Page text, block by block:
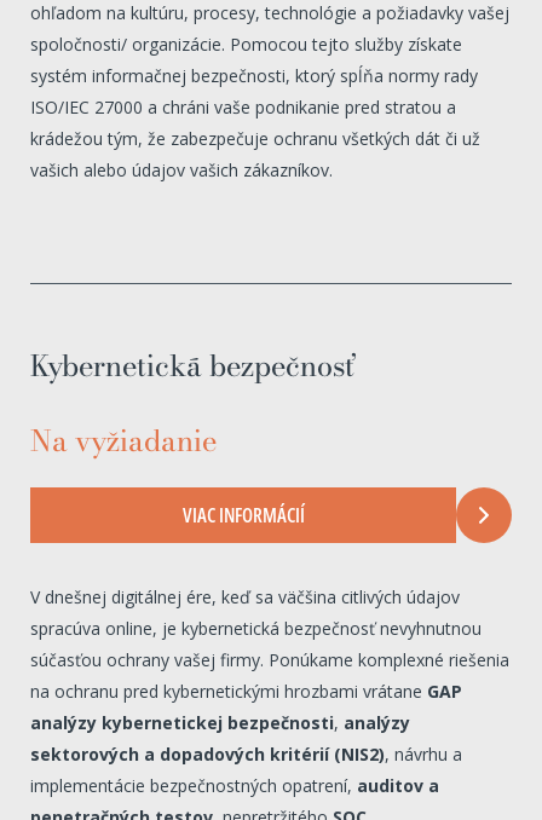
ohľadom na kultúru, procesy, technológie a požiadavky vašej
spoločnosti/ organizácie. Pomocou tejto služby získate
systém informačnej bezpečnosti, ktorý spĺňa normy rady
ISO/IEC 27000 a chráni vaše podnikanie pred stratou a
krádežou tým, že zabezpečuje ochranu všetkých dát či už
vašich alebo údajov vašich zákazníkov.
Kybernetická bezpečnosť
Na vyžiadanie
VIAC INFORMÁCIÍ
V dnešnej digitálnej ére, keď sa väčšina citlivých údajov
spracúva online, je kybernetická bezpečnosť nevyhnutnou
súčasťou ochrany vašej firmy. Ponúkame komplexné riešenia
na ochranu pred kybernetickými hrozbami vrátane GAP
analýzy kybernetickej bezpečnosti, analýzy
sektorových a dopadových kritérií (NIS2), návrhu a
implementácie bezpečnostných opatrení, auditov a